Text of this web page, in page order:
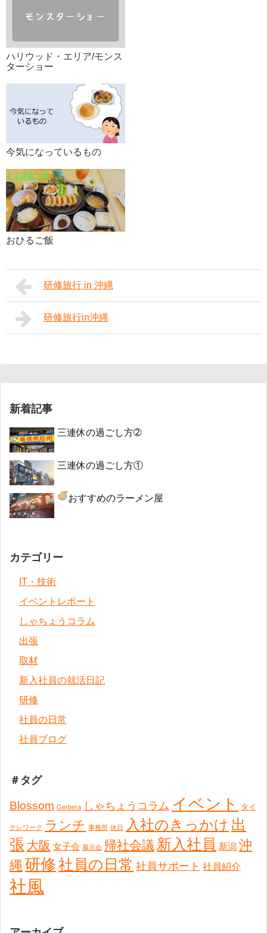
ハリウッド・エリア/モンス
ターショー
今気になっているもの
おひるご飯
研修旅行 in 沖縄
研修旅行in沖縄
新着記事
三連休の過ごし方➁
三連休の過ごし方①
おすすめのラーメン屋
カテゴリー
IT・技術
イベントレポート
しゃちょうコラム
出張
取材
新入社員の就活日記
研修
社員の日常
社員ブログ
＃タグ
Blossom Gerbera しゃちょうコラム イベント タイ
テレワーク ランチ 事務所 休日 入社のきっかけ 出
張 大阪 女子会 展示会 帰社会議 新入社員 新潟 沖
縄 研修社員の日常 社員サポート 社員紹介
社風